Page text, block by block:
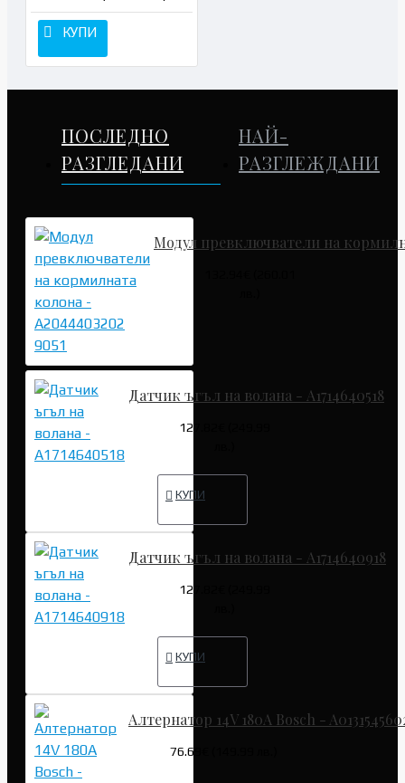
КУПИ
ПОСЛЕДНО
РАЗГЛЕДАНИ
НАЙ-
РАЗГЛЕЖДАНИ
Модул превключватели на
Датчик ъгъл на волана - A1714640518
127.82€ (249.99
КУПИ
Датчик ъгъл на волана - A1714640918
127.82€ (249.99
КУПИ
Алтернатор 14V 180A Bosch -
76.69€ (149.99 лв.)